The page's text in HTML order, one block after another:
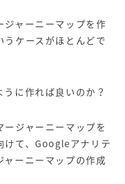
Web広告パッケージ
ジ
求人パッケージ
ャーニーマップを作
ケースがほとんどで
に作れば良いのか？
ジャーニーマップを
けて、Googleアナリテ
ャーニーマップの作成